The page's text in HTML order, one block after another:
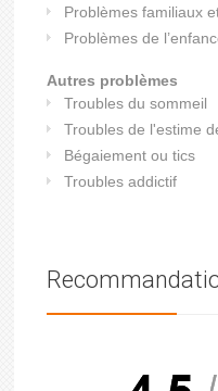
Problèmes familiaux
Problèmes de
Autres problèmes
Troubles du sommeil
Troubles de l'estime
Bégaiement ou tics
Troubles addictif